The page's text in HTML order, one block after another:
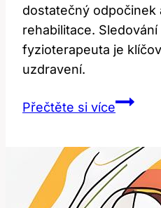
dostatečný odpočinek
rehabilitace.
fyzioterapeuta je
uzdravení.
Přečtěte si vícePo
kýly:
Jak
se